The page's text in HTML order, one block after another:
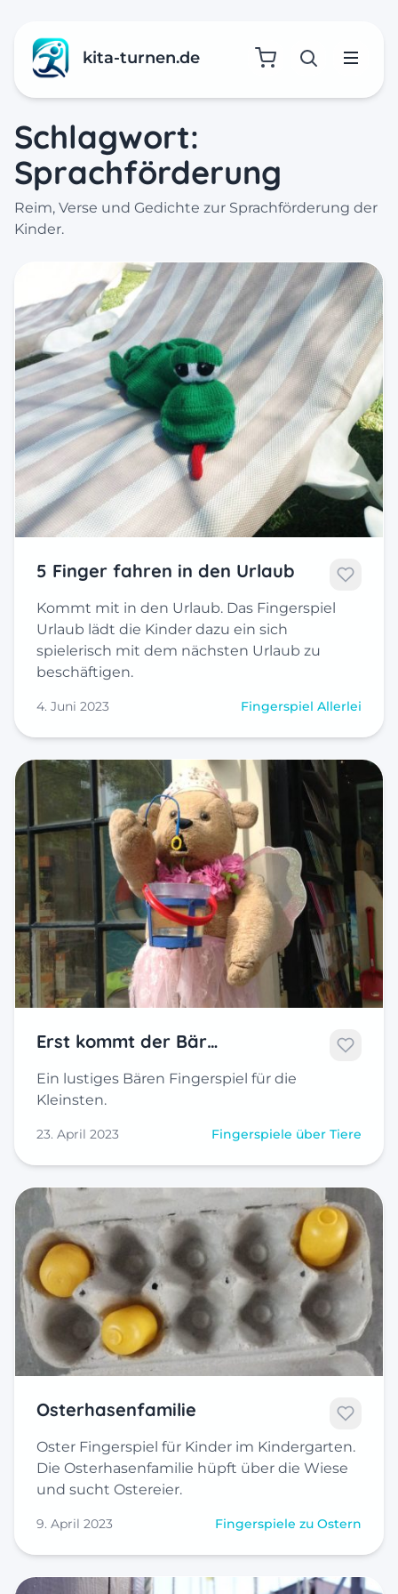
kita-turnen.de SucheMenü
Schlagwort:
Sprachförderung
Reim, Verse und Gedichte zur Sprachförderung der
Kinder.
5 Finger fahren in den Urlaub
Kommt mit in den Urlaub. Das Fingerspiel
Urlaub lädt die Kinder dazu ein sich
spielerisch mit dem nächsten Urlaub zu
beschäftigen.
4. Juni 2023 Fingerspiel Allerlei
Erst kommt der Bär…
Ein lustiges Bären Fingerspiel für die
Kleinsten.
23. April 2023 Fingerspiele über Tiere
Osterhasenfamilie
Oster Fingerspiel für Kinder im Kindergarten.
Die Osterhasenfamilie hüpft über die Wiese
und sucht Ostereier.
9. April 2023 Fingerspiele zu Ostern